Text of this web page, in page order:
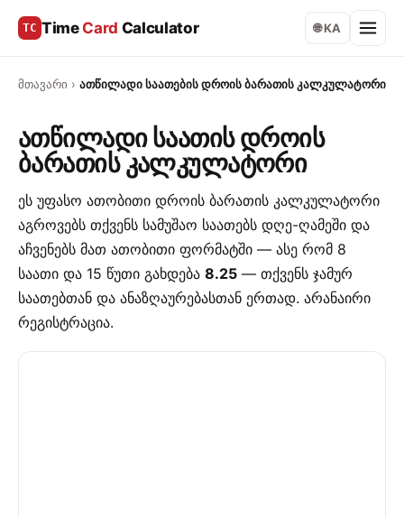
TC Time Card Calculator 🌐 KA
მთავარი › ათწილადი საათების დროის ბარათის კალკულატორი
ათწილადი საათის დროის
ბარათის კალკულატორი
ეს უფასო ათობითი დროის ბარათის კალკულატორი
აგროვებს თქვენს სამუშაო საათებს დღე-ღამეში და
აჩვენებს მათ ათობითი ფორმატში — ასე რომ 8
საათი და 15 წუთი გახდება 8.25 — თქვენს ჯამურ
საათებთან და ანაზღაურებასთან ერთად. არანაირი
რეგისტრაცია.